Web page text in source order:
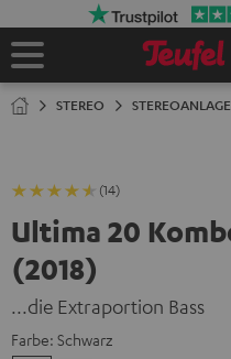
Startseite
STEREO STEREOANLAGE
(14)
Ultima 20
(2018)
...die Extraportion Bass
Farbe: Schwarz